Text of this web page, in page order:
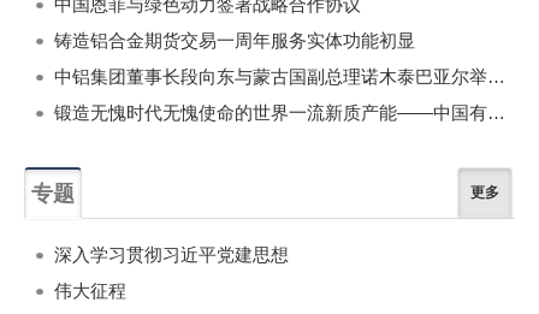
铸造铝合金期货交易一周年服务实体功能初显
中铝集团董事长段向东与蒙古国副总理诺木泰巴亚尔举行会谈
锻造无愧时代无愧使命的世界一流新质产能——中国有色金属工业的战略应对与破局之道（二）
专题 更多
深入学习贯彻习近平党建思想
伟大征程